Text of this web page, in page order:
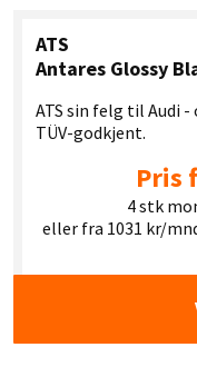
ATS
Antares Glossy
ATS sin felg til Audi
TÜV-godkjent.
Pris
4 stk
eller fra 1031 kr/